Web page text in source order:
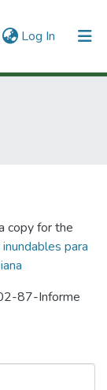
Log In (current)
copy for the
para
87-Informe